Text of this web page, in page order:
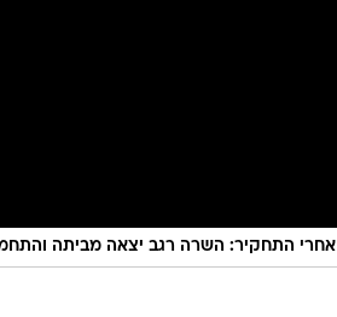
אחרי התחקיר: השרה רגב יצאה מביתה